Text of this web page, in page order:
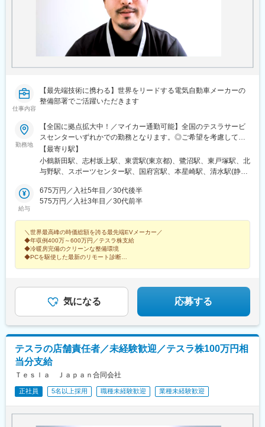
仕事内容
【最先端技術に携わる】世界をリードする電気自動車メーカーの
整備部署でご活躍いただきます
勤務地
【全国に拠点拡大中！／マイカー通勤可能】全国のテスラサービ
スセンターいずれかでの勤務となります。◎ご希望を考慮して配
属（U・Iターンも歓迎！）【北海道・東北】 北海道★宮城県（仙
台市） 【関東】東京都（板橋区／江東区） 千葉県（千葉市）神奈
川県（横浜市／川崎市） 埼玉県（さいたま市／川越市） 群馬県★
市）岐阜県★富山県★ 【近畿】 大阪府（豊中市／堺市） 兵庫県
（明石市）★京都府（京都市） 【中国】 広島県（広島市）岡山県
後オープン予定も含めた拠点です。＼クリーンで清潔感にあふれ
た職場／サービスセンター内は冷暖房完備。エンジンオイルの交
換作業がないため、工場内は驚くほどクリーンで静かです。白い
壁に囲まれた、まるでラボ（研究所）のようなスタイリッシュな
現することが可能です。
【最寄り駅】
小鶴新田駅、志村坂上駅、東雲駅(東京都)、鷺沼駅、東戸塚駅、北
与野駅、スポーツセンター駅、国府宮駅、本星崎駅、清水駅(静岡
駅、雁ノ巣駅、志村三丁目駅、辰巳駅、中百舌鳥駅、西広島駅、
福島町駅
給与
675万円／入社5年目／30代後半
575万円／入社3年目／30代前半
＼世界最高峰の時価総額を誇る最先端EVメーカー／
◆年収例400万～600万円／テスラ株支給
◆冷暖房完備のクリーンな整備環境
◆PCを駆使した最新のリモート診断
気になる 応募する
テスラの店舗責任者／未経験歓迎／テスラ株100万円相
当分支給
Ｔｅｓｌａ Ｊａｐａｎ合同会社
正社員 5名以上採用 職種未経験歓迎 業種未経験歓迎